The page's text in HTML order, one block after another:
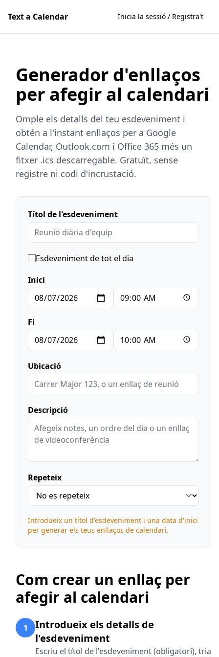
Text a Calendar Inicia la sessió / Registra't
Generador d'enllaços
per afegir al calendari
Omple els detalls del teu esdeveniment i
obtén a l'instant enllaços per a Google
Calendar, Outlook.com i Office 365 més un
fitxer .ics descarregable. Gratuït, sense
registre ni codi d'incrustació.
Títol de l'esdeveniment
Esdeveniment de tot el dia
Inici
Fi
Ubicació
Descripció
Repeteix
Introdueix un títol d'esdeveniment i una data d'inici
per generar els teus enllaços de calendari.
Com crear un enllaç per
afegir al calendari
1
Introdueix els detalls de
l'esdeveniment
Escriu el títol de l'esdeveniment (obligatori), tria